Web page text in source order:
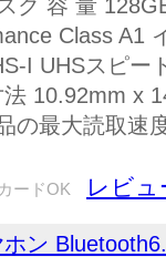
ク 容 量
Class A1
I UHSスピ
10.92mm x
の最大読取速
ードOK レビュ
ン